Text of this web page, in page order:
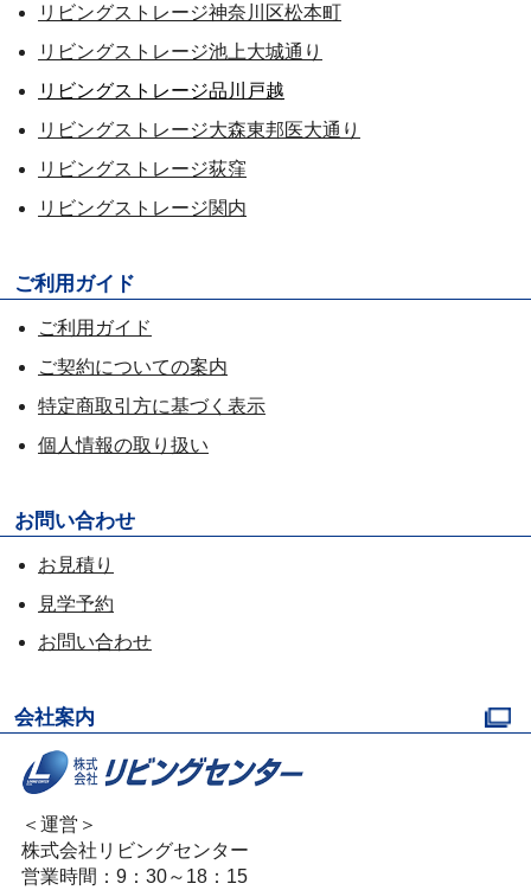
リビングストレージ神奈川区松本町
リビングストレージ池上大城通り
リビングストレージ品川戸越
リビングストレージ大森東邦医大通り
リビングストレージ荻窪
リビングストレージ関内
ご利用ガイド
ご利用ガイド
ご契約についての案内
特定商取引方に基づく表示
個人情報の取り扱い
お問い合わせ
お見積り
見学予約
お問い合わせ
会社案内
＜運営＞
株式会社リビングセンター
営業時間：9：30～18：15